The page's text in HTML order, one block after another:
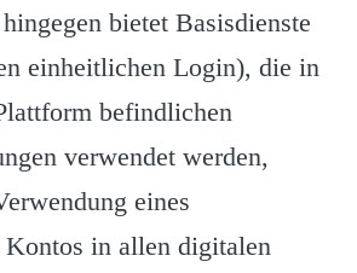
bietet Basisdienste
einheitlichen Login), die in
befindlichen
verwendet werden,
eines
Kontos in allen digitalen